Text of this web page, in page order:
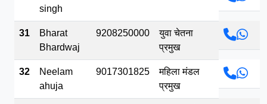
singh
31
Bharat
Bhardwaj
9208250000
युवा चेतना
प्रमुख
32
Neelam
ahuja
9017301825
महिला मंडल
प्रमुख